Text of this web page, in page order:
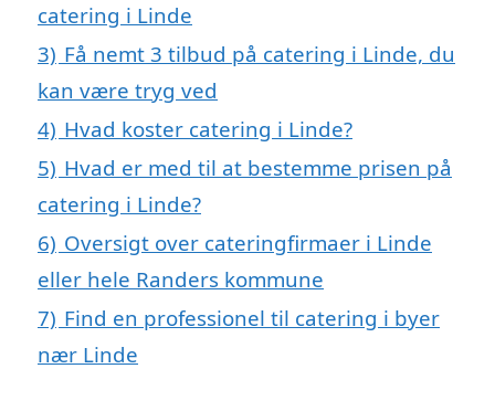
catering i Linde
3) Få nemt 3 tilbud på catering i Linde, du
kan være tryg ved
4) Hvad koster catering i Linde?
5) Hvad er med til at bestemme prisen på
catering i Linde?
6) Oversigt over cateringfirmaer i Linde
eller hele Randers kommune
7) Find en professionel til catering i byer
nær Linde